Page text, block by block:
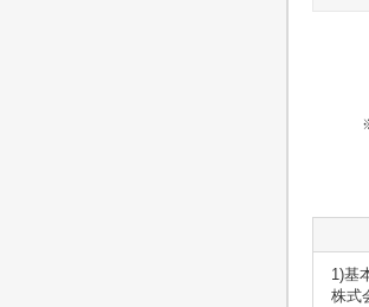
1)基
株式